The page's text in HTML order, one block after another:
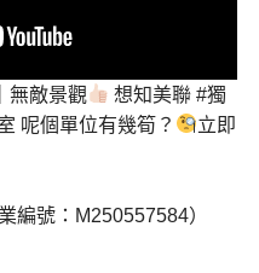
無敵景觀 想知美聯#獨
呢個單位有幾筍？
立即
編號：M250557584）